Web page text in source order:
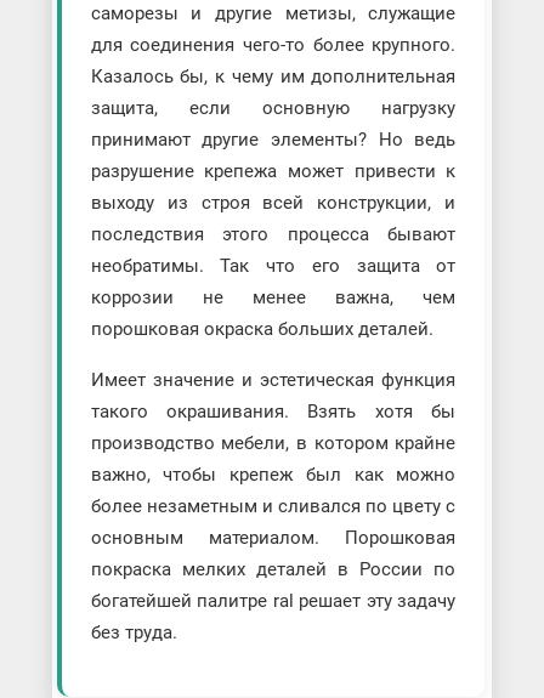
саморезы и другие метизы, служащие
для соединения чего-то более крупного.
Казалось бы, к чему им дополнительная
защита, если основную нагрузку
принимают другие элементы? Но ведь
разрушение крепежа может привести к
выходу из строя всей конструкции, и
последствия этого процесса бывают
необратимы. Так что его защита от
коррозии не менее важна, чем
порошковая окраска больших деталей.
Имеет значение и эстетическая функция
такого окрашивания. Взять хотя бы
производство мебели, в котором крайне
важно, чтобы крепеж был как можно
более незаметным и сливался по цвету с
основным материалом. Порошковая
покраска мелких деталей в России по
богатейшей палитре ral решает эту задачу
без труда.